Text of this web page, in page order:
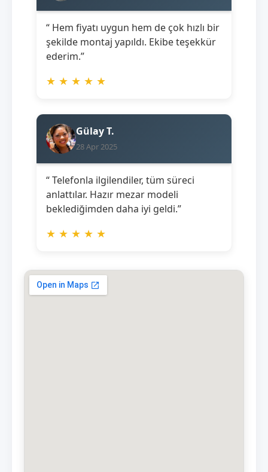
“ Hem fiyatı uygun hem de çok hızlı bir
şekilde montaj yapıldı. Ekibe teşekkür
ederim.”
★ ★ ★ ★ ★
Gülay T.
28 Apr 2025
“ Telefonla ilgilendiler, tüm süreci
anlattılar. Hazır mezar modeli
beklediğimden daha iyi geldi.”
★ ★ ★ ★ ★